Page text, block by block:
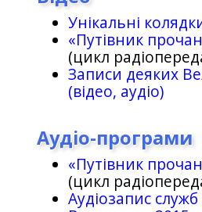
Унікальні
«Путівник
(цикл
Записи деяких
(відео, аудіо)
Аудіо-програми
«Путівник
(цикл
Аудіозапис